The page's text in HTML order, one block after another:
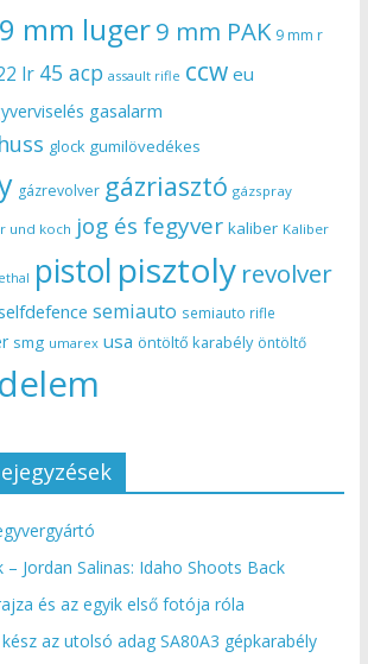
9 mm luger9 mm PAK 9 mm r
lr 45 acp assault rifle ccw eu
gasalarm
glock gumilövedékes
gázrevolver gázriasztó gázspray
und koch jog és fegyver kaliber Kaliber
pistol pisztoly revolver
semiauto semiauto rifle
smg umarex usa öntöltő karabély öntöltő
Jordan Salinas: Idaho Shoots Back
és az egyik első fotója róla
az utolsó adag SA80A3 gépkarabély